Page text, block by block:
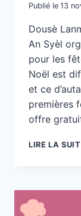
Publié le 13
Dousè
An Syèl
pour les
Noël est
et ce
premières
offre
LIRE LA